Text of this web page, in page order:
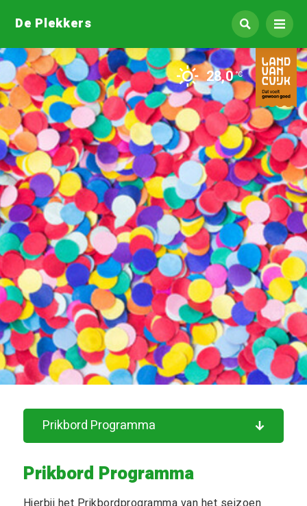
De Plekkers
28,0°C
Prikbord Programma
Prikbord Programma